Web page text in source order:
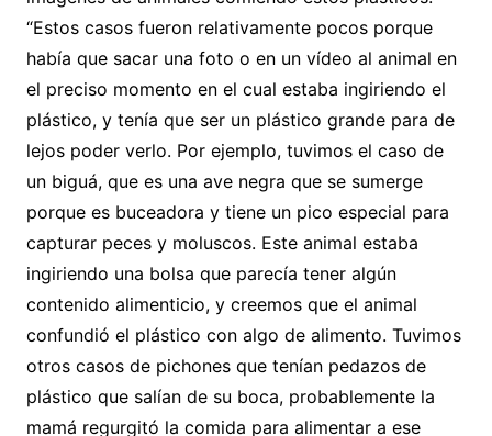
“Estos casos fueron relativamente pocos porque
había que sacar una foto o en un vídeo al animal en
el preciso momento en el cual estaba ingiriendo el
plástico, y tenía que ser un plástico grande para de
lejos poder verlo. Por ejemplo, tuvimos el caso de
un biguá, que es una ave negra que se sumerge
porque es buceadora y tiene un pico especial para
capturar peces y moluscos. Este animal estaba
ingiriendo una bolsa que parecía tener algún
contenido alimenticio, y creemos que el animal
confundió el plástico con algo de alimento. Tuvimos
otros casos de pichones que tenían pedazos de
plástico que salían de su boca, probablemente la
mamá regurgitó la comida para alimentar a ese